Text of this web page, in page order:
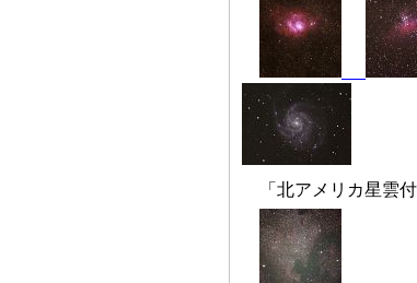
「北アメリカ星雲